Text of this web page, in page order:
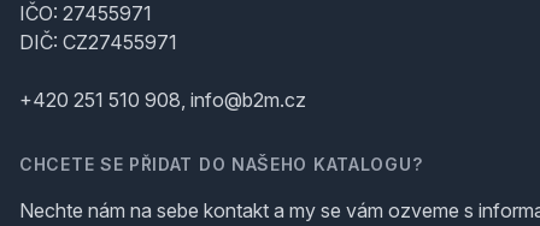
IČO: 27455971
DIČ: CZ27455971
+420 251 510 908, info@b2m.cz
CHCETE SE PŘIDAT DO NAŠEHO KATALOGU?
Nechte nám na sebe kontakt a my se vám ozveme s